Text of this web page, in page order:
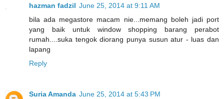
hazman fadzil June 25, 2014 at 9:11 AM
bila ada megastore macam nie...memang boleh jadi port
yang baik untuk window shopping barang perabot
rumah....suka tengok diorang punya susun atur - luas dan
lapang
Reply
Suria Amanda June 25, 2014 at 5:43 PM